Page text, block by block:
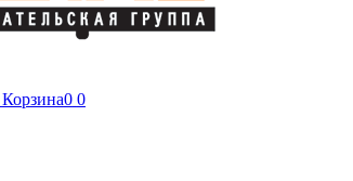
Корзина0 0